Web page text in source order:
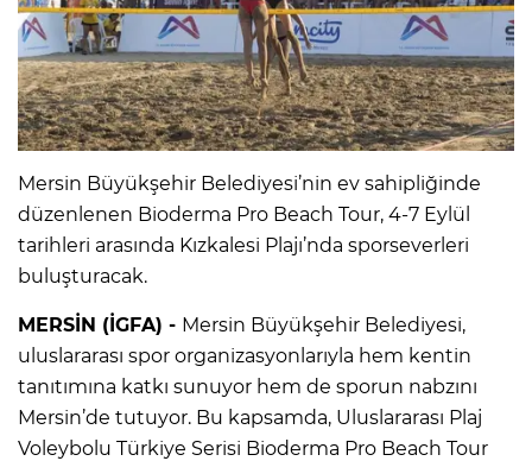
Mersin Büyükşehir Belediyesi’nin ev sahipliğinde
düzenlenen Bioderma Pro Beach Tour, 4-7 Eylül
tarihleri arasında Kızkalesi Plajı’nda sporseverleri
buluşturacak.
MERSİN (İGFA) - Mersin Büyükşehir Belediyesi,
uluslararası spor organizasyonlarıyla hem kentin
tanıtımına katkı sunuyor hem de sporun nabzını
Mersin’de tutuyor. Bu kapsamda, Uluslararası Plaj
Voleybolu Türkiye Serisi Bioderma Pro Beach Tour